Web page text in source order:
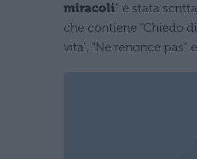
miracoli” è stata
che contiene “Chiedo di
vita”, “Ne renonce pas”